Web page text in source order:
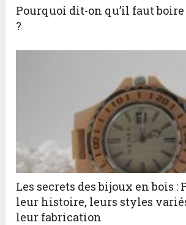
Pourquoi dit-on qu’il faut
?
Les secrets des bijoux en bois :
leur histoire, leurs styles
leur fabrication